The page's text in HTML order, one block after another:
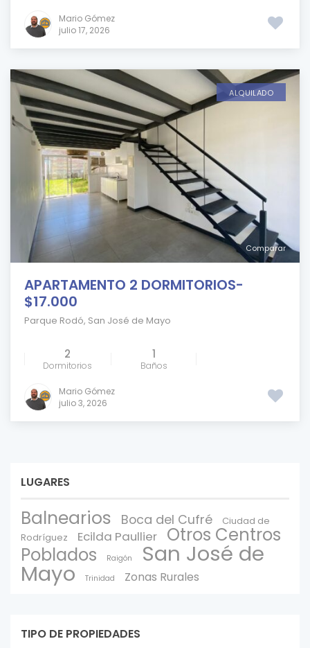
Mario Gómez
julio 17, 2026
Comparar
ALQUILADO
APARTAMENTO 2 DORMITORIOS-
$17.000
Parque Rodó, San José de Mayo
2
Dormitorios
1
Baños
Mario Gómez
julio 3, 2026
LUGARES
Balnearios Boca del Cufré
Ciudad de
Rodríguez
Ecilda Paullier
Otros Centros
Poblados
Raigón San José de
Mayo Trinidad Zonas Rurales
TIPO DE PROPIEDADES